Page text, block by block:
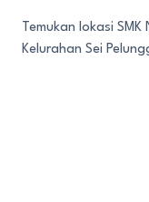
Temukan lokasi
Kelurahan Sei